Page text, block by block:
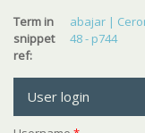
Term in
snippet
ref:
abajar |
48 - p744
User login